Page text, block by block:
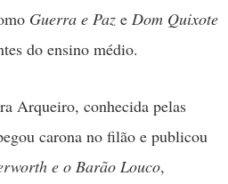
Guerra e Paz e Dom Quixote
do ensino médio.
Arqueiro, conhecida pelas
carona no filão e publicou
e o Barão Louco,